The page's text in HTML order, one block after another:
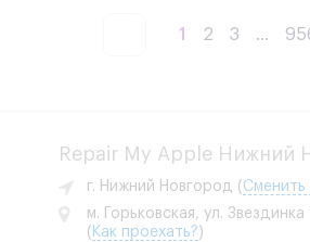
1 2 3 ...
Repair My Apple Нижний
г. Нижний Новгород ( Сменить
м. Горьковская, ул. Звездинка
( Как проехать? )